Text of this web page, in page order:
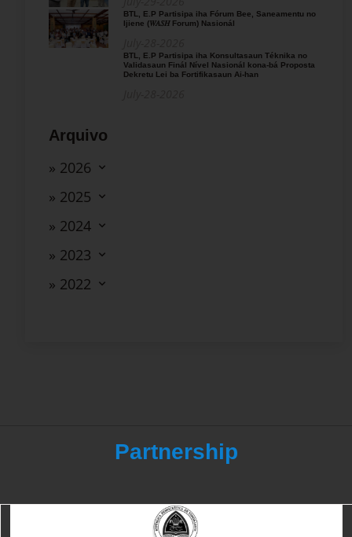
BTL, E.P Partisipa iha Fórum Bee, Saneamentu no
Ijiene (𝑊𝐴𝑆𝐻 Forum) Nasionál
BTL, E.P Partisipa iha Konsultasaun Téknika no
Validasaun Finál Nível Nasionál kona-bá Proposta
Dekretu Lei ba Fortifikasaun Ai-han
Arquivo
» 2026
» 2025
» 2024
» 2023
» 2022
Partnership